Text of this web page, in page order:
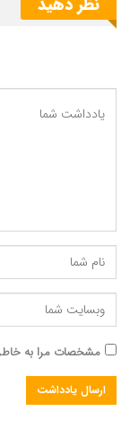
بگذارید همین
مواد نشان دهید،
و دارای ترکیب
سنتی به آن آجر،
فزیک دان نیز به
کند، و همچنین یک
اما آیا کسی هست
مشخصات مرا به